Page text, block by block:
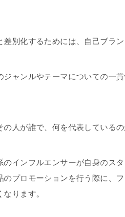
別化するためには、自己ブラ
ジャンルやテーマについての一
の人が誰で、何を代表している
のインフルエンサーが自身のス
のプロモーションを行う際に、
ります。